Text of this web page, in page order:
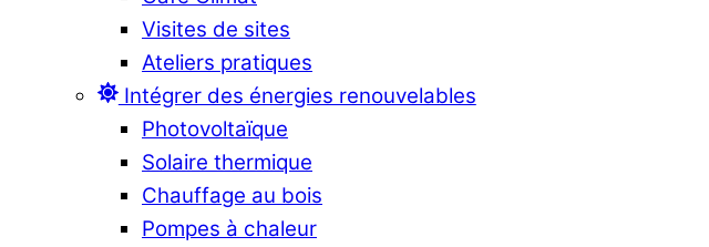
Visites de sites
Ateliers pratiques
Intégrer des énergies renouvelables
Photovoltaïque
Solaire thermique
Chauffage au bois
Pompes à chaleur